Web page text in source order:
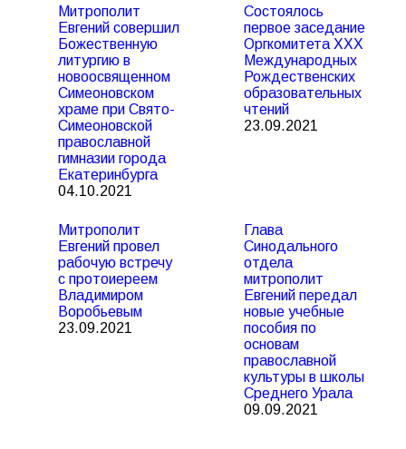
Митрополит
Евгений совершил
Божественную
литургию в
новоосвященном
Симеоновском
храме при Свято-
Симеоновской
православной
гимназии города
Екатеринбурга
04.10.2021
Состоялось
первое заседание
Оргкомитета XXX
Международных
Рождественских
образовательных
чтений
23.09.2021
Митрополит
Евгений провел
рабочую встречу
с протоиереем
Владимиром
Воробьевым
23.09.2021
Глава
Синодального
отдела
митрополит
Евгений передал
новые учебные
пособия по
основам
православной
культуры в школы
Среднего Урала
09.09.2021